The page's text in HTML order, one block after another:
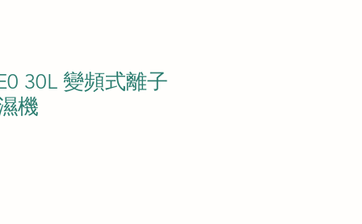
30L 變頻式離子
機